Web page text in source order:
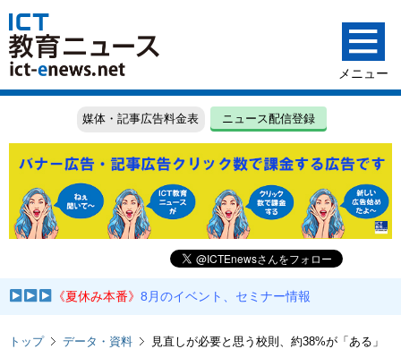
媒体・記事広告料金表 ニュース配信登録
《夏休み本番》8月のイベント、セミナー情報
トップ データ・資料
見直しが必要と思う校則、約38%が「ある」